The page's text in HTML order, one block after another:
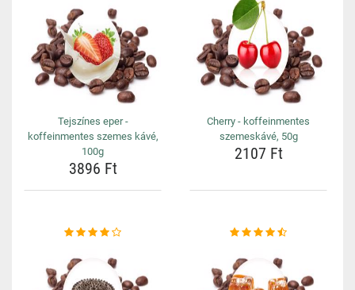
Tejszínes eper -
koffeinmentes szemes kávé,
100g
3896 Ft
Cherry - koffeinmentes
szemeskávé, 50g
2107 Ft